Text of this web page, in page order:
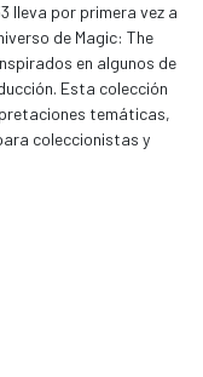
lleva por primera vez a
de Magic: The
en algunos de
Esta colección
temáticas,
coleccionistas y